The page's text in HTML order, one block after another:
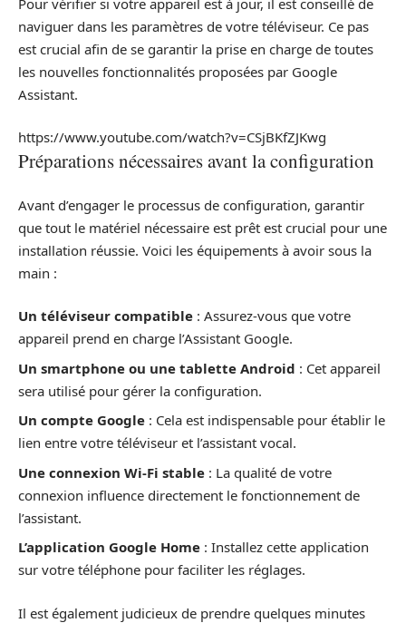
naviguer dans les paramètres de votre téléviseur. Ce pas
est crucial afin de se garantir la prise en charge de toutes
les nouvelles fonctionnalités proposées par Google
Assistant.
https://www.youtube.com/watch?v=CSjBKfZJKwg
Préparations nécessaires avant la configuration
Avant d’engager le processus de configuration, garantir
que tout le matériel nécessaire est prêt est crucial pour une
installation réussie. Voici les équipements à avoir sous la
main :
Un téléviseur compatible : Assurez-vous que votre
appareil prend en charge l’Assistant Google.
Un smartphone ou une tablette Android : Cet appareil
sera utilisé pour gérer la configuration.
Un compte Google : Cela est indispensable pour établir le
lien entre votre téléviseur et l’assistant vocal.
Une connexion Wi-Fi stable : La qualité de votre
connexion influence directement le fonctionnement de
l’assistant.
L’application Google Home : Installez cette application
sur votre téléphone pour faciliter les réglages.
Il est également judicieux de prendre quelques minutes